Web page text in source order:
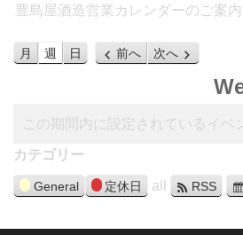
豊島屋酒造営業カレンダーのご案内
月 週 日 前へ 次へ
この期間内に設定されているイベ
カテゴリー
General 定休日 all RSS